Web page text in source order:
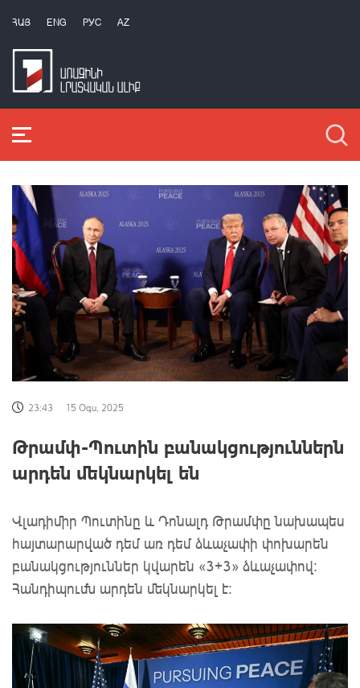
ՀԱՅ ENG РУС AZ
23:43 15 Օգս, 2025
Թրամփ-Պուտին բանակցություններն
արդեն մեկնարկել են
Վլադիմիր Պուտինը և Դոնալդ Թրամփը նախապես
հայտարարված դեմ առ դեմ ձևաչափի փոխարեն
բանակցություններ կվարեն «3+3» ձևաչափով:
Հանդիպումն արդեն մեկնարկել է: